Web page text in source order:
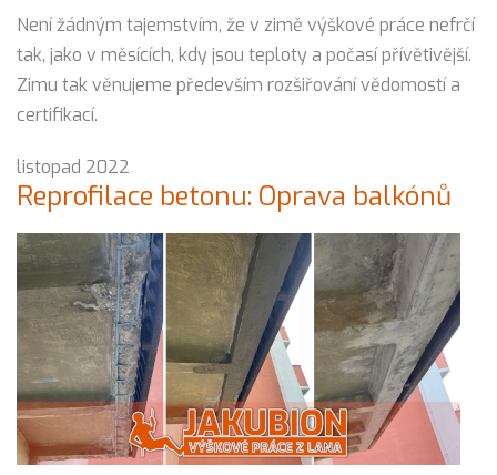
Není žádným tajemstvím, že v zimě výškové práce nefrčí
tak, jako v měsících, kdy jsou teploty a počasí přívětivější.
Zimu tak věnujeme především rozšiřování vědomostí a
certifikací.
listopad 2022
Reprofilace betonu: Oprava balkónů